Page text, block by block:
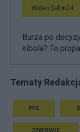
Wideo Salon24
Burza po
kibola? To
Tematy
PIS
ZDROWIE